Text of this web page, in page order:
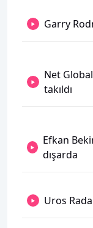
Garry
Net
takıldı
Efkan
dışarda
Uros